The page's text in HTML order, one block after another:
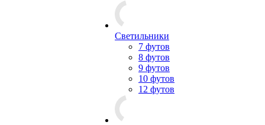
Светильники
7 футов
8 футов
9 футов
10 футов
12 футов